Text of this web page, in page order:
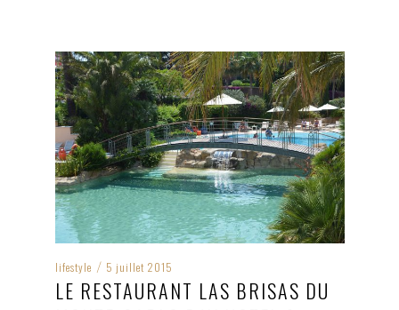
lifestyle / 5 juillet 2015
LE RESTAURANT LAS BRISAS DU